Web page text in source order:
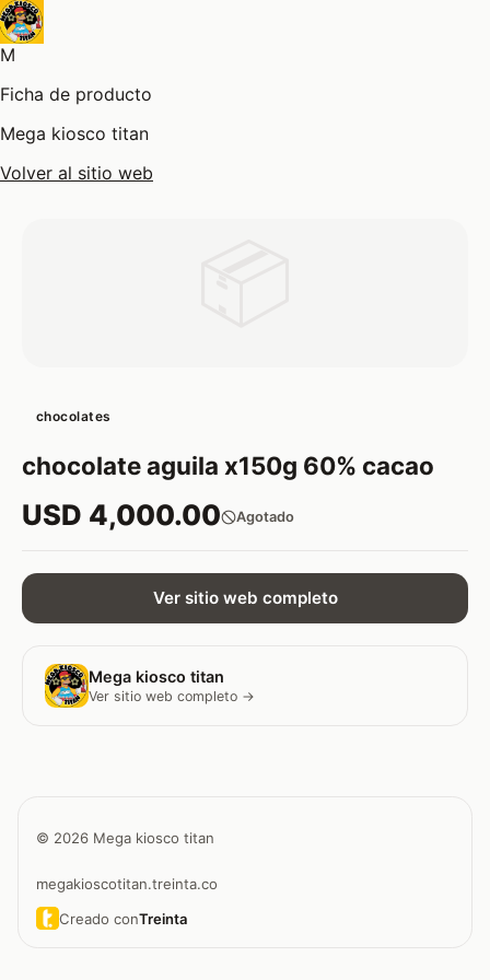
M
Ficha de producto
Mega kiosco titan
Volver al sitio web
chocolates
chocolate aguila x150g 60% cacao
USD 4,000.00 Agotado
Ver sitio web completo
Mega kiosco titan
Ver sitio web completo →
© 2026 Mega kiosco titan
megakioscotitan.treinta.co
Creado conTreinta